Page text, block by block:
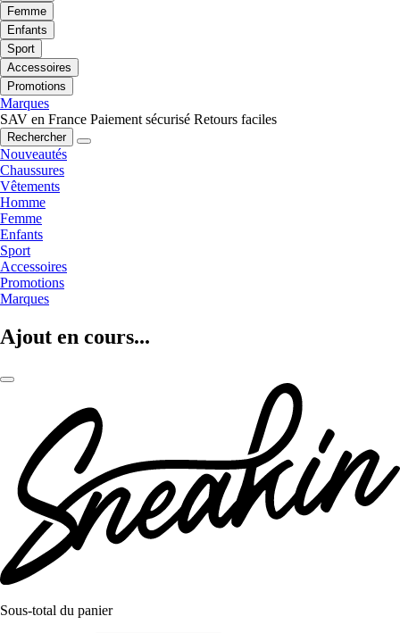
Femme
Enfants
Sport
Accessoires
Promotions
Marques
SAV en France Paiement sécurisé Retours faciles
Rechercher
Nouveautés
Chaussures
Vêtements
Homme
Femme
Enfants
Sport
Accessoires
Promotions
Marques
Ajout en cours...
Sous-total du panier